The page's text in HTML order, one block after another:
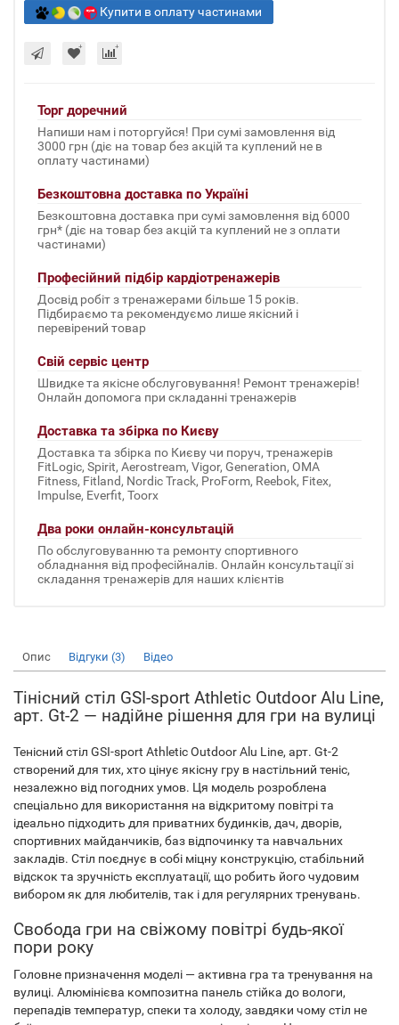
Купити в оплату частинами
Торг доречний
Напиши нам і поторгуйся! При сумі замовлення від
3000 грн (діє на товар без акцій та куплений не в
оплату частинами)
Безкоштовна доставка по Україні
Безкоштовна доставка при сумі замовлення від 6000
грн* (діє на товар без акцій та куплений не з оплати
частинами)
Професійний підбір кардіотренажерів
Досвід робіт з тренажерами більше 15 років.
Підбираємо та рекомендуємо лише якісний і
перевірений товар
Свій сервіс центр
Швидке та якісне обслуговування! Ремонт тренажерів!
Онлайн допомога при складанні тренажерів
Доставка та збірка по Києву
Доставка та збірка по Києву чи поруч, тренажерів
FitLogic, Spirit, Aerostream, Vigor, Generation, OMA
Fitness, Fitland, Nordic Track, ProForm, Reebok, Fitex,
Impulse, Everfit, Toorx
Два роки онлайн-консультацій
По обслуговуванню та ремонту спортивного
обладнання від професійналів. Онлайн консультації зі
складання тренажерів для наших клієнтів
Опис Відгуки (3) Відео
Тінісний стіл GSI-sport Athletic Outdoor Alu Line,
арт. Gt-2 — надійне рішення для гри на вулиці
Тенісний стіл GSI-sport Athletic Outdoor Alu Line, арт. Gt-2
створений для тих, хто цінує якісну гру в настільний теніс,
незалежно від погодних умов. Ця модель розроблена
спеціально для використання на відкритому повітрі та
ідеально підходить для приватних будинків, дач, дворів,
спортивних майданчиків, баз відпочинку та навчальних
закладів. Стіл поєднує в собі міцну конструкцію, стабільний
відскок та зручність експлуатації, що робить його чудовим
вибором як для любителів, так і для регулярних тренувань.
Свобода гри на свіжому повітрі будь-якої
пори року
Головне призначення моделі — активна гра та тренування на
вулиці. Алюмінієва композитна панель стійка до вологи,
перепадів температур, спеки та холоду, завдяки чому стіл не